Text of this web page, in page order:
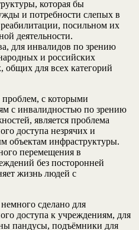
которая бы
и потребности слепых в
посильном их
деятельности.
для инвалидов по зрению
и российских
общих для всех категорий
с которыми
с инвалидностью по зрению
является проблема
доступа незрячих и
объектам инфраструктуры.
перемещения в
без посторонней
жизнь людей с
сделано для
доступа к учреждениям, для
пандусы, подъёмники для